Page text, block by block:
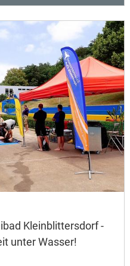
Kleinblittersdorf -
unter Wasser!